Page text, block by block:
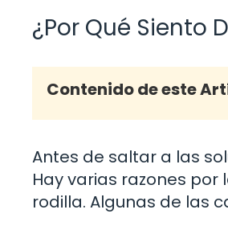
¿Por Qué Siento
Contenido de este
Antes de saltar a las
Hay varias razones
rodilla. Algunas de las